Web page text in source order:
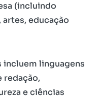
(incluindo
educação
incluem linguagens
redação,
e ciências